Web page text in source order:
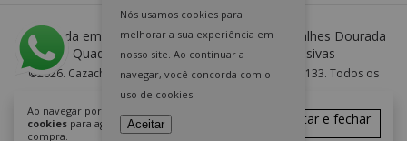
Ao navegar por este site
cookies para agilizar a sua experiência de
compra.
Aceitar e fechar
Almofada em Linho Brunello Offwhite com Detalhes Dourada
Quadrada- Cazachic | Almofadas Exclusivas
©2026. Cazachic Almofadas Exclusivas - 36613252000133. Todos os
direitos reservados.
Nós usamos cookies para
melhorar a sua experiência em
nosso site. Ao continuar a
navegar, você concorda com o
uso de cookies.
Aceitar